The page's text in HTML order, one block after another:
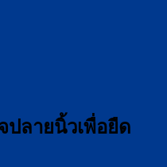
ปลายนิ้วเพื่อยืด